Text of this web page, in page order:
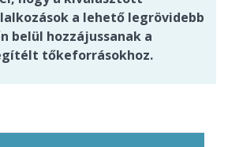
a lehető legrövidebb
belül hozzájussanak a
tőkeforrásokhoz.